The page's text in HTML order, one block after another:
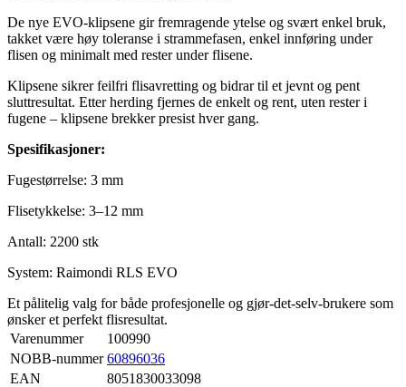
De nye EVO-klipsene gir fremragende ytelse og svært enkel bruk,
takket være høy toleranse i strammefasen, enkel innføring under
flisen og minimalt med rester under flisene.
Klipsene sikrer feilfri flisavretting og bidrar til et jevnt og pent
sluttresultat. Etter herding fjernes de enkelt og rent, uten rester i
fugene – klipsene brekker presist hver gang.
Spesifikasjoner:
Fugestørrelse: 3 mm
Flisetykkelse: 3–12 mm
Antall: 2200 stk
System: Raimondi RLS EVO
Et pålitelig valg for både profesjonelle og gjør-det-selv-brukere som
ønsker et perfekt flisresultat.
Varenummer
100990
NOBB-nummer 60896036
EAN
8051830033098